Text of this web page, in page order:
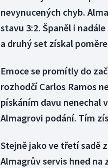
nevynucených chyb.
stavu 3:2. Španěl i
a druhý set získal
Emoce se promítly do
rozhodčí Carlos Ramos
pískáním davu nenechal
Almagrovi podání. Tím
Stejně jako ve třetí sadě
Almagrův servis hned na